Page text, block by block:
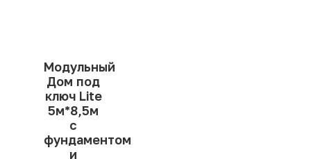
Модульный
Дом под
ключ Lite
5м*8,5м
с
фундаментом
и